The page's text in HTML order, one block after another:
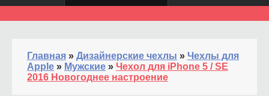
Главная » Дизайнерские чехлы » Чехлы для
Apple » Мужские » Чехол для iPhone 5 / SE
2016 Новогоднее настроение